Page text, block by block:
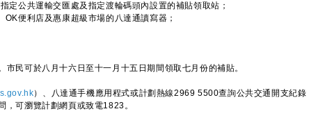
定公共運輸交匯處及指定渡輪碼頭內設置的補貼領取站；
便利店及惠康超級市場的八達通讀寫器；
民可於八月十六日至十一月十五日期間領取七月份的補貼。
）、八達通手機應用程式或計劃熱線2969 5500查詢公共交通開支紀錄
，可瀏覽計劃網頁或致電1823。